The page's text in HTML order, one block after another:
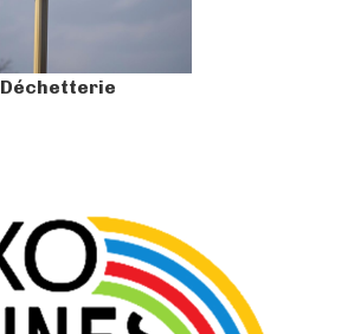
Déchetterie